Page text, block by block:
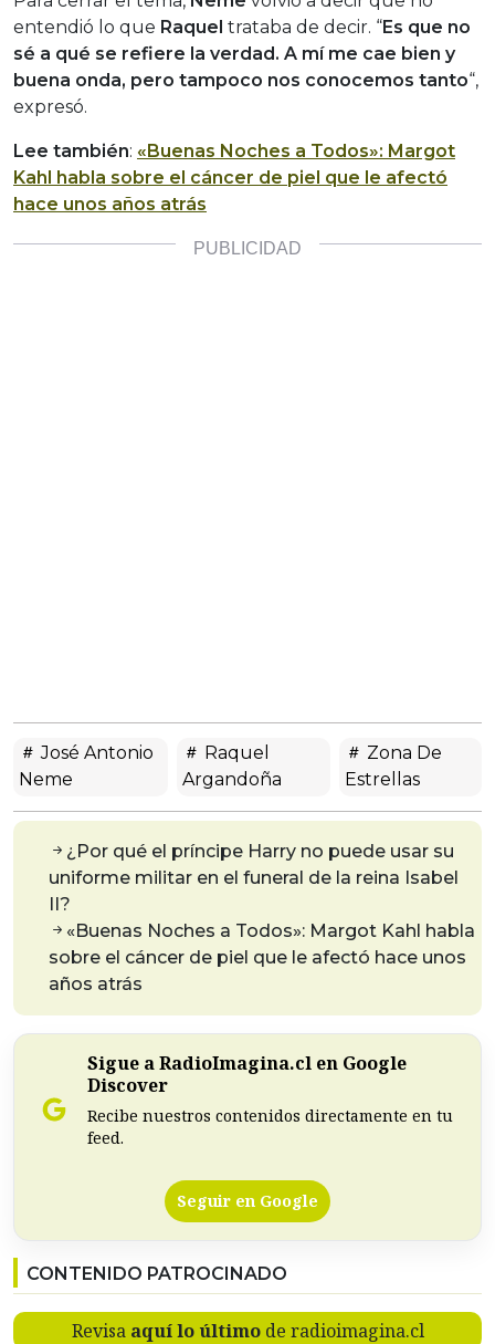
entendió lo que Raquel trataba de decir. “Es que no
sé a qué se refiere la verdad. A mí me cae bien y
buena onda, pero tampoco nos conocemos tanto“,
expresó.
Lee también: «Buenas Noches a Todos»: Margot
Kahl habla sobre el cáncer de piel que le afectó
hace unos años atrás
José Antonio
Neme
Raquel
Argandoña
Zona De
Estrellas
¿Por qué el príncipe Harry no puede usar su
uniforme militar en el funeral de la reina Isabel
II?
«Buenas Noches a Todos»: Margot Kahl habla
sobre el cáncer de piel que le afectó hace unos
años atrás
Sigue a RadioImagina.cl en Google
Discover
Recibe nuestros contenidos directamente en tu
feed.
Seguir en Google
CONTENIDO PATROCINADO
Revisa aquí lo últimode radioimagina.cl